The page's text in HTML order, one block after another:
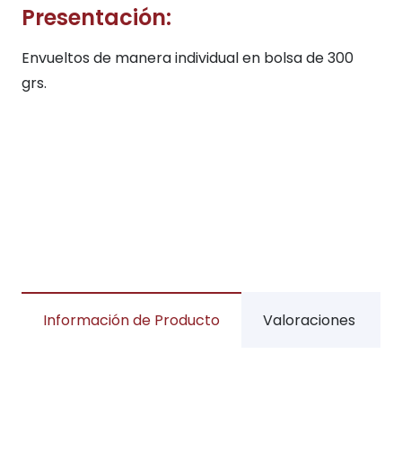
Presentación:
Envueltos de manera individual en bolsa de 300
grs.
Información de Producto Valoraciones